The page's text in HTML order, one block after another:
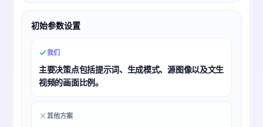
初始参数设置
我们
主要决策点包括提示词、生成模式、源图像以及文生
视频的画面比例。
其他方案